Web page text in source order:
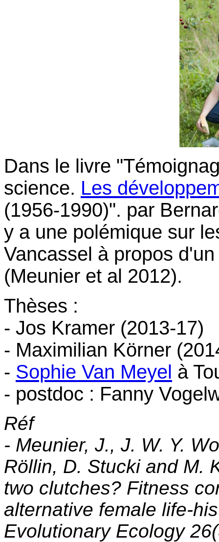
Dans le livre
science. Les
(1956-1990)". par
y a une polémique sur
Vancassel à propos
(Meunier et al 2012).
Thèses :
- Jos Kramer (2013-17)
- Maximilian Körner
- Sophie Van Meyel à
- postdoc : Fanny
Réf
- Meunier, J., J. W. Y.
Röllin, D. Stucki and M.
two clutches? Fitness
alternative female life-
Evolutionary Ecology